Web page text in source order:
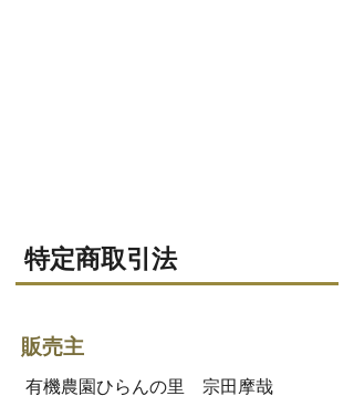
販売主
有機農園ひらんの里 宗田摩哉
特定商取引法